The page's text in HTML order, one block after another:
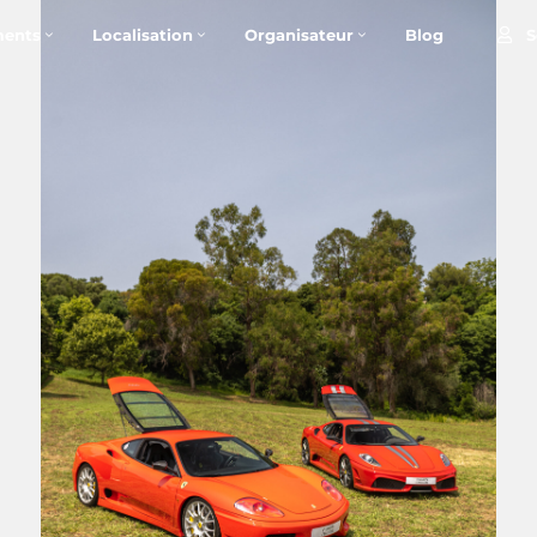
Localisation Organisateur Blog